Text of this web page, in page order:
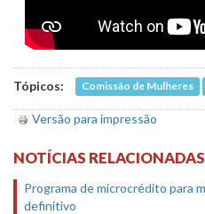
Tópicos: Comissão de Mulheres
Versão para impressão
NOTÍCIAS RELACIONADAS
Programa de microcrédito para
definitivo